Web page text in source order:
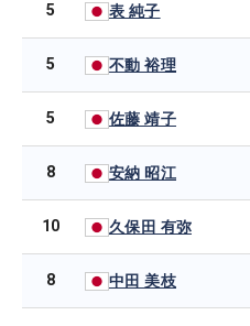
5 表 純子
5 不動 裕理
5 佐藤 靖子
8 安納 昭江
10 久保田 有弥
8 中田 美枝